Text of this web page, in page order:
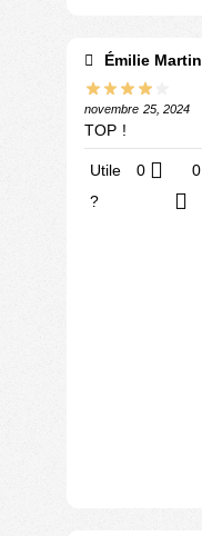
Émilie Martin
novembre 25, 2024
TOP !
Utile
?
0 0